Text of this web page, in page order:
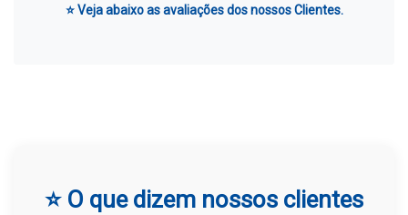
⭐ Veja abaixo as avaliações dos nossos Clientes.
⭐ O que dizem nossos clientes